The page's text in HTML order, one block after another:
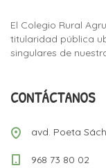
El Colegio Rural
titularidad pública
singulares de
CONTÁCTANOS
avd. Poeta
968 73 80 02